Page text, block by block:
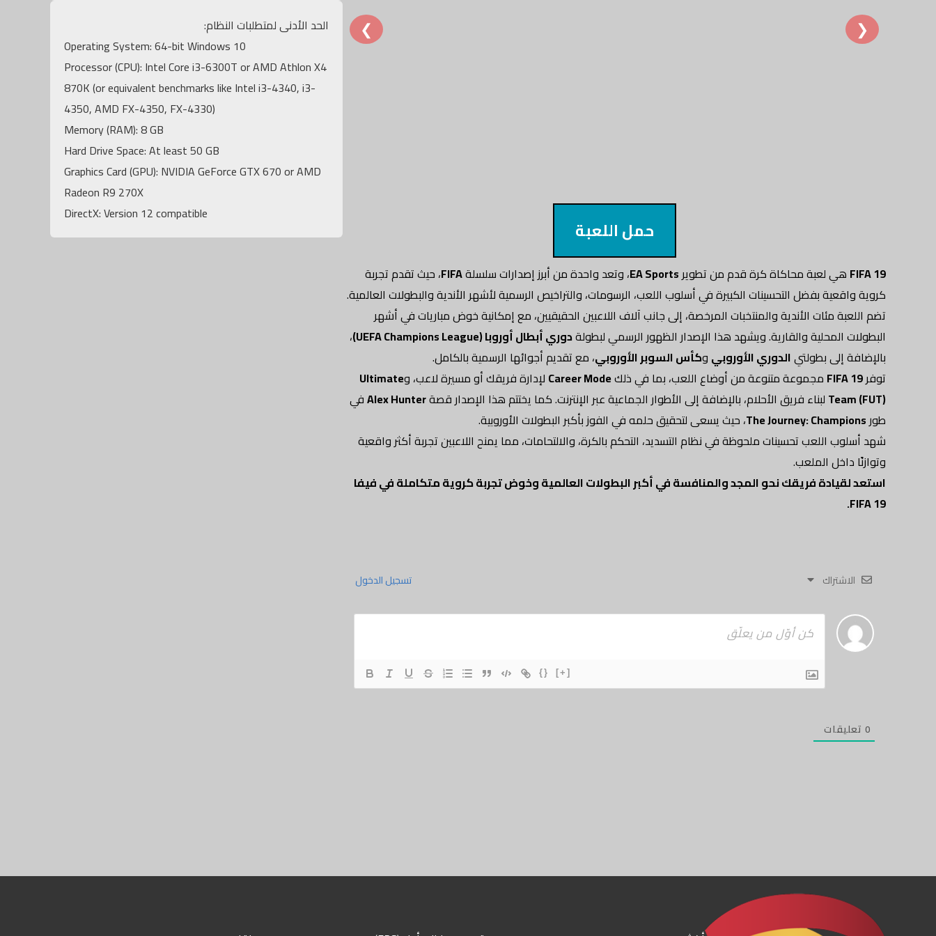
الحد الأدنى لمتطلبات النظام:
Operating System: 64-bit Windows 10
Processor (CPU): Intel Core i3-6300T or AMD Athlon X4
870K (or equivalent benchmarks like Intel i3-4340, i3-
4350, AMD FX-4350, FX-4330)
Memory (RAM): 8 GB
Hard Drive Space: At least 50 GB
Graphics Card (GPU): NVIDIA GeForce GTX 670 or AMD
Radeon R9 270X
DirectX: Version 12 compatible
❮ ❯
حمل اللعبة
FIFA 19 هي لعبة محاكاة كرة قدم من تطويرEA Sports، وتعد واحدة من أبرز إصدارات سلسلةFIFA، حيث تقدم تجربة
كروية واقعية بفضل التحسينات الكبيرة في أسلوب اللعب، الرسومات، والتراخيص الرسمية لأشهر الأندية والبطولات العالمية.
تضم اللعبة مئات الأندية والمنتخبات المرخصة، إلى جانب آلاف اللاعبين الحقيقيين، مع إمكانية خوض مباريات في أشهر
البطولات المحلية والقارية. ويشهد هذا الإصدار الظهور الرسمي لبطولةدوري أبطال أوروبا (UEFA Champions League)
،
بالإضافة إلى بطولتيالدوري الأوروبي وكأس السوبر الأوروبي، مع تقديم أجوائها الرسمية بالكامل.
توفرFIFA 19 مجموعة متنوعة من أوضاع اللعب، بما في ذلكCareer Mode لإدارة فريقك أو مسيرة لاعب، وUltimate
Team (FUT) لبناء فريق الأحلام، بالإضافة إلى الأطوار الجماعية عبر الإنترنت. كما يختتم هذا الإصدار قصةAlex Hunterفي
طورThe Journey: Champions، حيث يسعى لتحقيق حلمه في الفوز بأكبر البطولات الأوروبية.
شهد أسلوب اللعب تحسينات ملحوظة في نظام التسديد، التحكم بالكرة، والالتحامات، مما يمنح اللاعبين تجربة أكثر واقعية
وتوازنًا داخل الملعب.
استعد لقيادة فريقك نحو المجد والمنافسة في أكبر البطولات العالمية وخوض تجربة كروية متكاملة في فيفا
FIFA 19.
الاشتراك تسجيل الدخول
{} [+]
0 تعليقات